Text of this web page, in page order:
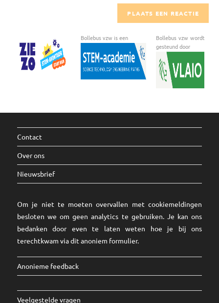
kunnen
reageren.
Bollebus vzw is een
Bollebus vzw wordt
gesteund door
Contact
Over ons
Nieuwsbrief
Om je niet te moeten overvallen met cookiemeldingen
besloten we om geen analytics te gebruiken. Je kan ons
bedanken door even te laten weten hoe je bij ons
terechtkwam via dit anoniem formulier.
Anonieme feedback
Veelgestelde vragen